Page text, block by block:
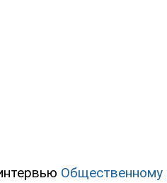
Общественному